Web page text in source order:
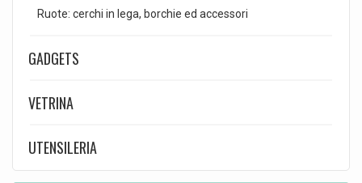
Ruote: cerchi in lega, borchie ed accessori
GADGETS
VETRINA
UTENSILERIA